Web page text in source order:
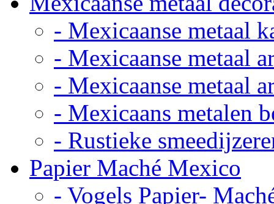
- Mexicaanse metaal
- Mexicaanse metaal
- Mexicaanse metaal
- Mexicaans metalen
- Rustieke
Papier Maché Mexico
- Vogels Papier-